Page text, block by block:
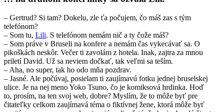
– Gertrud? Si tam? Dokelu, zle ťa počujem, čo máš zas s tým
telefónom?
– Som tu, Lili. S telefónom nemám nič a ty čože máš?
– Som práve v Bruseli na konfere a nemám čas vykecávať sa. O
pikoškách neskôr. Večer ti zavolám z hotela. Inak, zajtra za mnou
priletí David. Už sa neviem dočkať, tak veľmi sa teším.
– Aha, no super, tak ho odo mňa pozdrav.
– Jasné. Ale počúvaj, posielam ti zaujímavú fotku jednej bruselskej
ulice. Je na nej meno Yoko Tsuno, čo je komiksová hrdinka. Hoď
to, prosím, na ten svoj web, dobre? Myslím, že to môže byť pre
čitateľky celkom zaujímavá téma o fiktívnej žene, ktorá môže byť